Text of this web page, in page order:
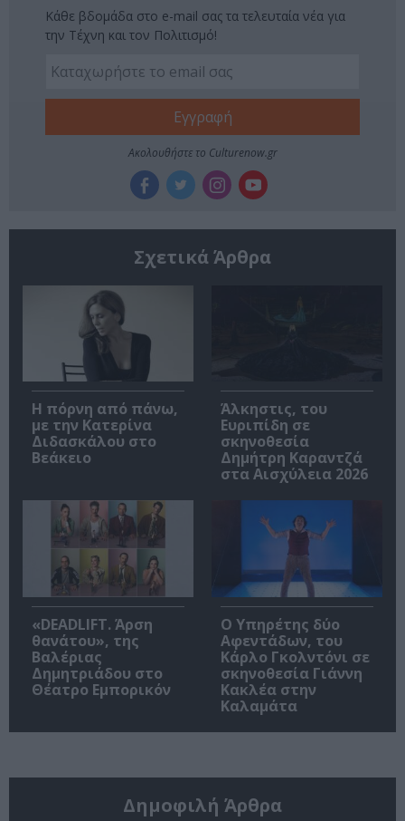
Κάθε βδομάδα στο e-mail σας τα τελευταία νέα για
την Τέχνη και τον Πολιτισμό!
Ακολουθήστε το Culturenow.gr
Σχετικά Άρθρα
Η πόρνη από πάνω,
με την Κατερίνα
Διδασκάλου στο
Βεάκειο
Άλκηστις, του
Ευριπίδη σε
σκηνοθεσία
Δημήτρη Καραντζά
στα Αισχύλεια 2026
«DEADLIFT. Άρση
θανάτου», της
Βαλέριας
Δημητριάδου στο
Θέατρο Εμπορικόν
Ο Υπηρέτης δύο
Αφεντάδων, του
Κάρλο Γκολντόνι σε
σκηνοθεσία Γιάννη
Κακλέα στην
Καλαμάτα
Δημοφιλή Άρθρα